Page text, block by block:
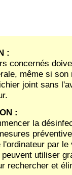
:
concernés
même si
joint sans
:
la
l'ordinateur par
utiliser
rechercher et